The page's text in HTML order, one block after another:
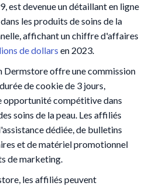
est devenue un détaillant en ligne
les produits de soins de la
affichant un chiffre d'affaires
de dollars en 2023.
offre une commission
de cookie de 3 jours,
opportunité compétitive dans
soins de la peau. Les affiliés
dédiée, de bulletins
et de matériel promotionnel
de marketing.
les affiliés peuvent